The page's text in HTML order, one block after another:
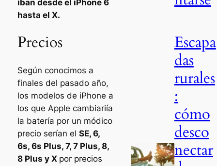
iban desde el iPhone 6
hasta el X.
Precios
Según conocimos a
finales del pasado año,
los modelos de iPhone a
los que Apple cambiariía
la batería por un módico
precio serían el SE, 6,
6s, 6s Plus, 7, 7 Plus, 8,
8 Plus y X por precios
Escapa
das
rurales
:
cómo
desco
nectar